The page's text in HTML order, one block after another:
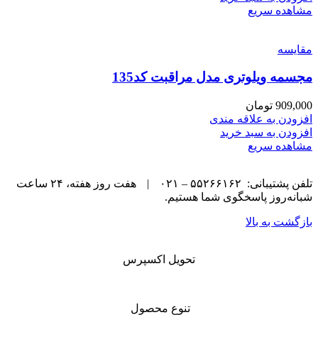
مشاهده سریع
مقایسه
مجسمه ویلوتری مدل مراقبت کد135
909,000 تومان
افزودن به علاقه مندی
افزودن به سبد خرید
مشاهده سریع
تلفن پشتیبانی: ۵۵۲۶۶۱۶۲ – ۰۲۱ |
هفت روز هفته، ۲۴ ساعت
شبانه‌روز پاسخگوی شما هستیم.
بازگشت به بالا
تحویل اکسپرس
تنوع محصول